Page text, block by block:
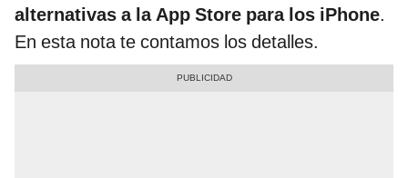
alternativas a la App Store para los iPhone.
En esta nota te contamos los detalles.